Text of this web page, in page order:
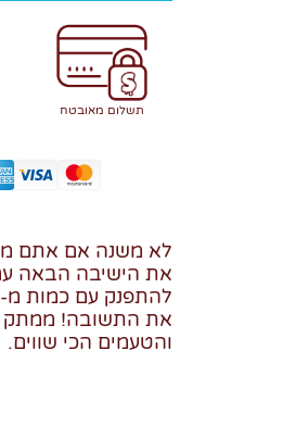
תשלום מאובטח
לא משנה אם אתם
את הישיבה הבאה
להתפנק עם כמות
את התשובה! ממתק
והטעמים הכי שווים.